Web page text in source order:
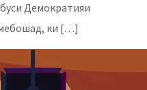
Демократияи
мебошад, ки […]